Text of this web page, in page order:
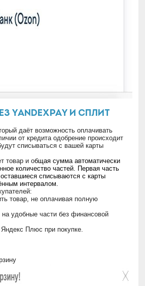
yandexpay и сплит
даёт возможность оплачивать
от кредита одобрение происходит
списываться с вашей карты
товар и общая сумма автоматически
количество частей. Первая часть
списываются с карты
интервалом.
товар, не оплачивая полную
удобные части без финансовой
Плюс при покупке.